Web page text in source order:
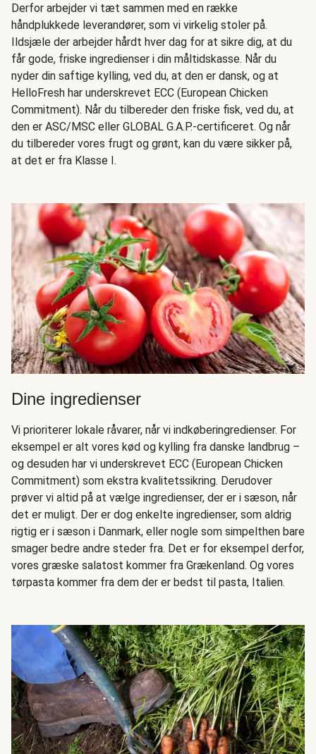
Derfor arbejder vi tæt sammen med en række
håndplukkede leverandører, som vi virkelig stoler på.
Ildsjæle der arbejder hårdt hver dag for at sikre dig, at du
får gode, friske ingredienser i din måltidskasse. Når du
nyder din saftige kylling, ved du, at den er dansk, og at
HelloFresh har underskrevet ECC (European Chicken
Commitment). Når du tilbereder den friske fisk, ved du, at
den er ASC/MSC eller GLOBAL G.A.P.-certificeret. Og når
du tilbereder vores frugt og grønt, kan du være sikker på,
at det er fra Klasse I.
Dine ingredienser
Vi prioriterer lokale råvarer, når vi indkøberingredienser. For
eksempel er alt vores kød og kylling fra danske landbrug –
og desuden har vi underskrevet ECC (European Chicken
Commitment) som ekstra kvalitetssikring. Derudover
prøver vi altid på at vælge ingredienser, der er i sæson, når
det er muligt. Der er dog enkelte ingredienser, som aldrig
rigtig er i sæson i Danmark, eller nogle som simpelthen bare
smager bedre andre steder fra. Det er for eksempel derfor,
vores græske salatost kommer fra Grækenland. Og vores
tørpasta kommer fra dem der er bedst til pasta, Italien.